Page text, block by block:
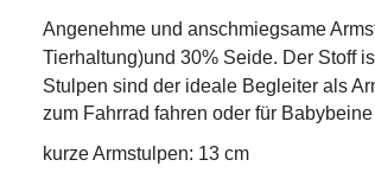
Angenehme und anschmiegsame
Tierhaltung)und 30% Seide. Der Stoff
Stulpen sind der ideale Begleiter als
zum Fahrrad fahren oder für
kurze Armstulpen: 13 cm